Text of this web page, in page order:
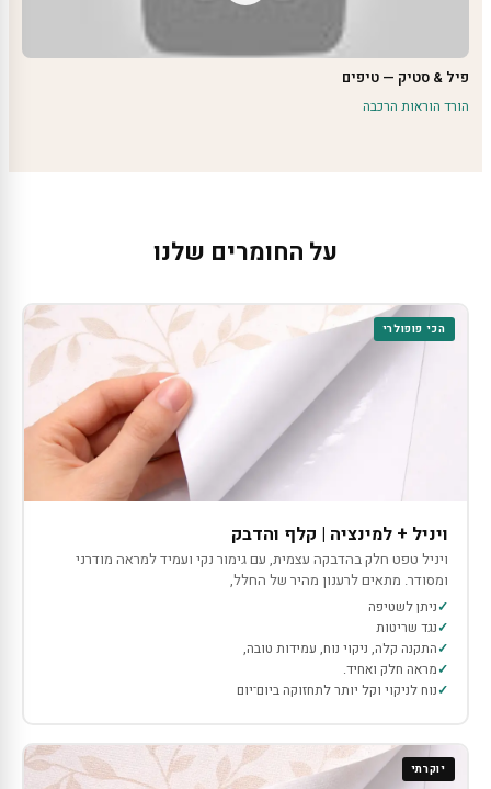
פיל & סטיק — טיפים
הורד הוראות הרכבה
על החומרים שלנו
הכי פופולרי
ויניל + למינציה | קלף והדבק
ויניל טפט חלק בהדבקה עצמית, עם גימור נקי ועמיד למראה מודרני
ומסודר. מתאים לרענון מהיר של החלל,
ניתן לשטיפה
נגד שריטות
התקנה קלה, ניקוי נוח, עמידות טובה,
מראה חלק ואחיד.
נוח לניקוי וקל יותר לתחזוקה ביום־יום
יוקרתי